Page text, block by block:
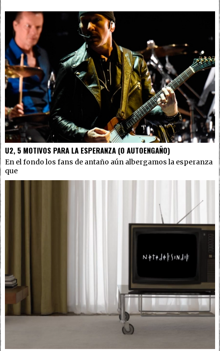
U2, 5 MOTIVOS PARA LA ESPERANZA (O AUTOENGAÑO)
En el fondo los fans de antaño aún albergamos la esperanza
que